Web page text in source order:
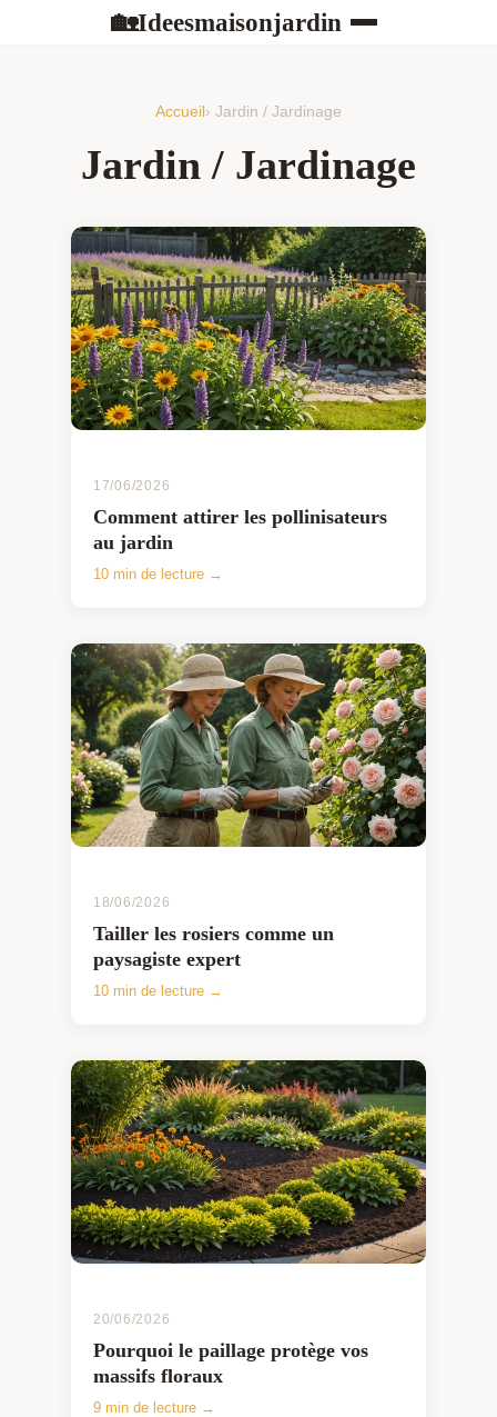
🏡Ideesmaisonjardin
Accueil › Jardin / Jardinage
Jardin / Jardinage
17/06/2026
Comment attirer les pollinisateurs
au jardin
10 min de lecture →
18/06/2026
Tailler les rosiers comme un
paysagiste expert
10 min de lecture →
20/06/2026
Pourquoi le paillage protège vos
massifs floraux
9 min de lecture →